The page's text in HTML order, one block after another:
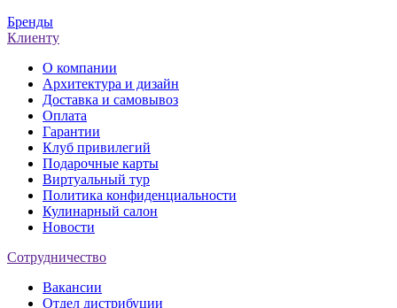
Бренды
Клиенту
О компании
Архитектура и дизайн
Доставка и самовывоз
Оплата
Гарантии
Клуб привилегий
Подарочные карты
Виртуальный тур
Политика конфиденциальности
Кулинарный салон
Новости
Сотрудничество
Вакансии
Отдел дистрибуции